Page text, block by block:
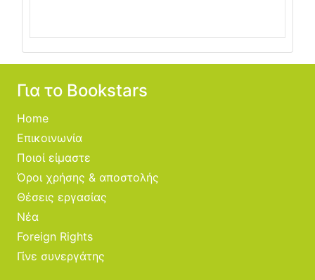
Για το Bookstars
Home
Επικοινωνία
Ποιοί είμαστε
Όροι χρήσης & αποστολής
Θέσεις εργασίας
Νέα
Foreign Rights
Γίνε συνεργάτης